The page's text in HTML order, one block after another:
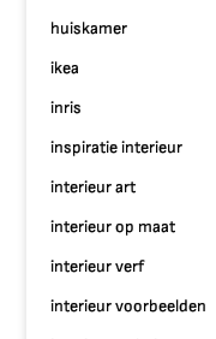
huiskamer
ikea
inris
inspiratie interieur
interieur art
interieur op maat
interieur verf
interieur voorbeelden